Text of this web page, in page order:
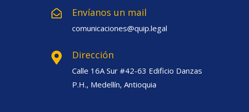
Envíanos un mail
comunicaciones@quip.legal
Dirección
Calle 16A Sur #42-63 Edificio Danzas
P.H., Medellín, Antioquia